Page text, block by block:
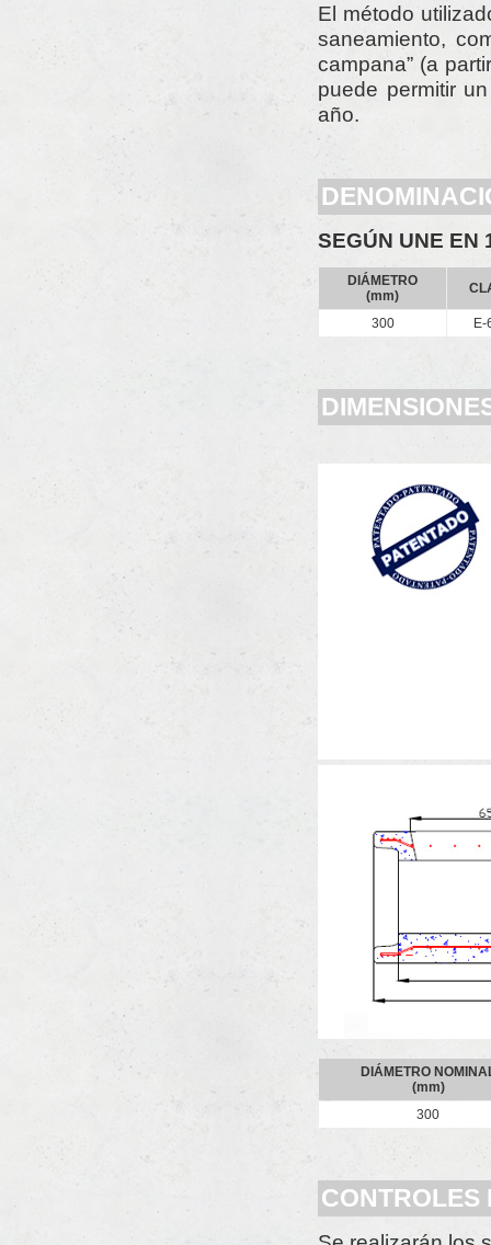
El método
saneamiento,
campana” (a
puede permitir
año.
SEGÚN UNE EN
DIÁMETRO
(mm)
300 E-
DIÁMETRO
(mm)
300
CONTROLES